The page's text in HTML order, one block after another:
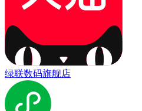
绿联数码旗舰店